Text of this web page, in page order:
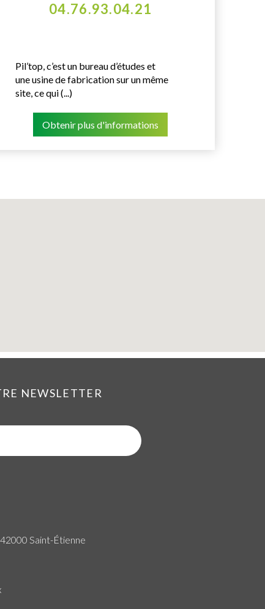
04.76.93.04.21
Pil’top, c’est un bureau d’études et
une usine de fabrication sur un même
site, ce qui (...)
Obtenir plus d'informations
NEWSLETTER
Saint-Étienne